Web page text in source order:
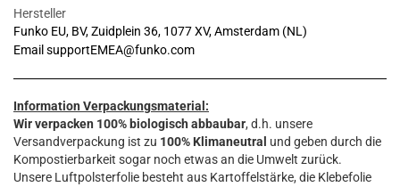
Hersteller
Funko EU, BV, Zuidplein 36, 1077 XV, Amsterdam (NL)
Email supportEMEA@funko.com
Information Verpackungsmaterial:
Wir verpacken 100% biologisch abbaubar, d.h. unsere
Versandverpackung ist zu 100% Klimaneutral und geben durch die
Kompostierbarkeit sogar noch etwas an die Umwelt zurück.
Unsere Luftpolsterfolie besteht aus Kartoffelstärke, die Klebefolie